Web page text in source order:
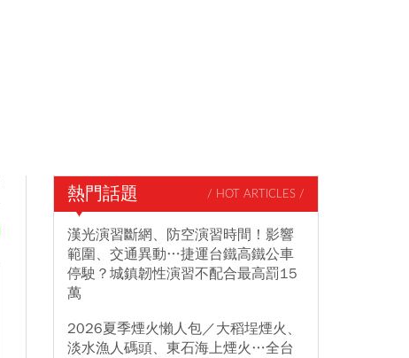
熱門話題 / HOT ARTICLES /
漢光演習斷網、防空演習時間！影響
範圍、交通異動…捷運台鐵高鐵公車
停駛？城鎮韌性演習不配合最高罰15
萬
2026夏季煙火懶人包／大稻埕煙火、
淡水漁人碼頭、東石海上煙火…全台